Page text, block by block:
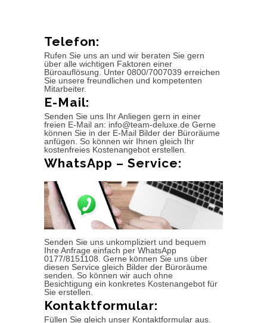
Telefon:
Rufen Sie uns an und wir beraten Sie gern
über alle wichtigen Faktoren einer
Büroauflösung. Unter 0800/7007039 erreichen
Sie unsere freundlichen und kompetenten
Mitarbeiter.
E-Mail:
Senden Sie uns Ihr Anliegen gern in einer
freien E-Mail an: info@team-deluxe.de Gerne
können Sie in der E-Mail Bilder der Büroräume
anfügen. So können wir Ihnen gleich Ihr
kostenfreies Kostenangebot erstellen.
WhatsApp – Service:
Senden Sie uns unkompliziert und bequem
Ihre Anfrage einfach per WhatsApp
0177/8151108. Gerne können Sie uns über
diesen Service gleich Bilder der Büroräume
senden. So können wir auch ohne
Besichtigung ein konkretes Kostenangebot für
Sie erstellen.
Kontaktformular:
Füllen Sie gleich unser Kontaktformular aus.